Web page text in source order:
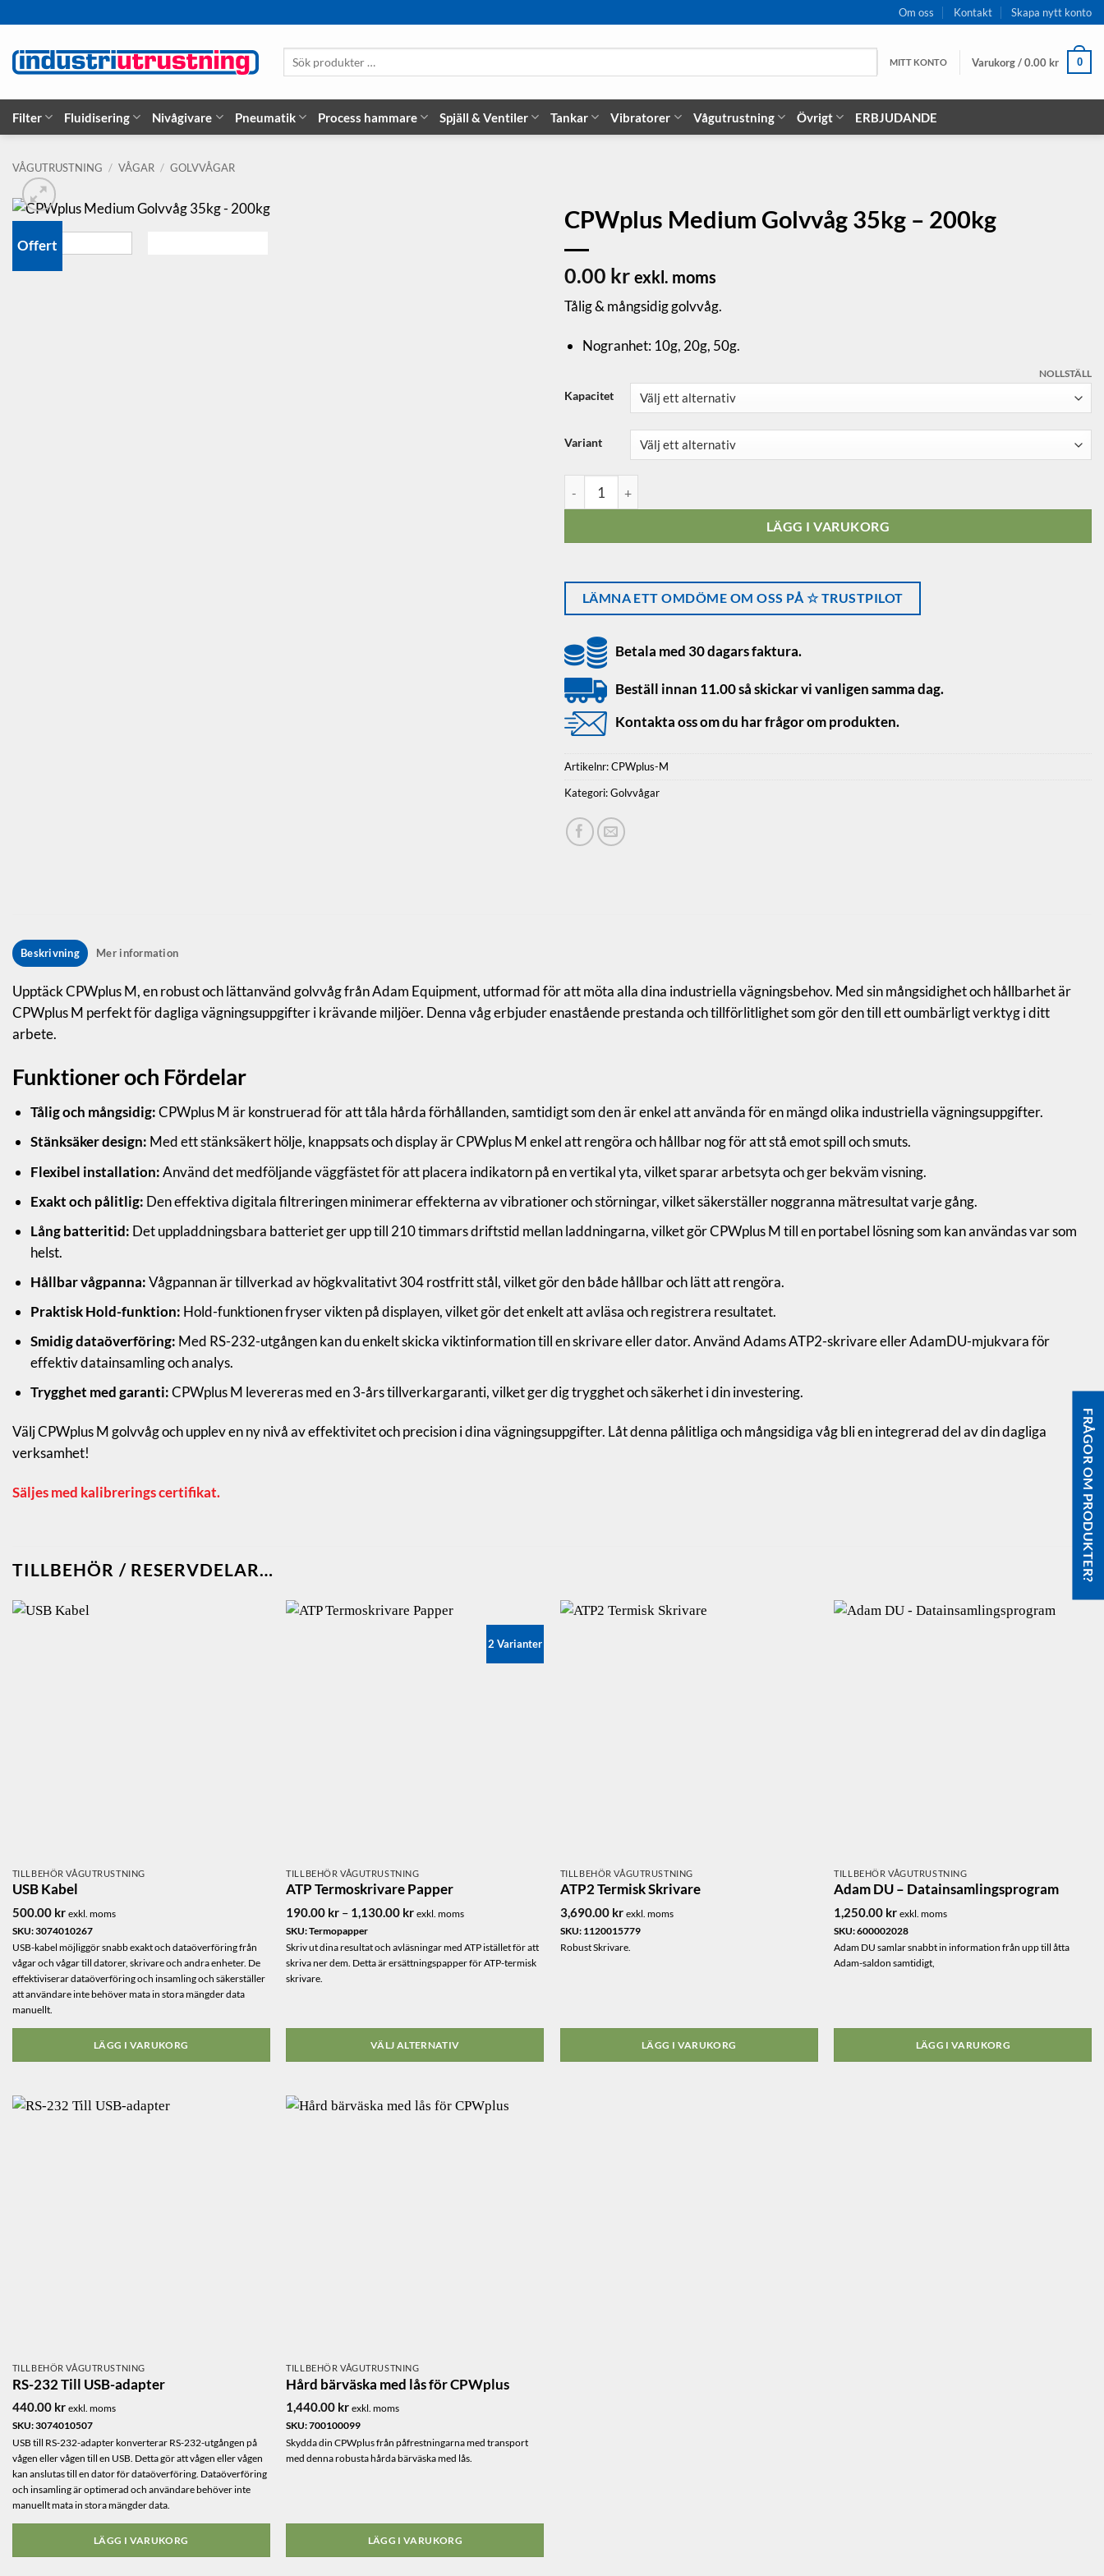
BESTÄLLNING
Ange din e-postadress för att få rabatter & nyheter direkt i din inkorg.
content
Om oss Kontakt Skapa nytt konto
produkter
MITT KONTO Varukorg /0.00 kr 0
Filter Fluidisering Nivågivare Pneumatik Process hammare Spjäll & Ventiler Tankar Vibratorer Vågutrustning Övrigt ERBJUDANDE
VÅGUTRUSTNING / VÅGAR / GOLVVÅGAR
Offert
CPWplus Medium Golvvåg 35kg – 200kg
0.00 kr exkl. moms
Tålig & mångsidig golvvåg.
Nogranhet: 10g, 20g, 50g.
Kapacitet
Variant
NOLLSTÄLL
CPWplus Medium Golvvåg 35kg - 200kg mängd
LÄGG I VARUKORG
LÄMNA ETT OMDÖME OM OSS PÅ ☆ TRUSTPILOT
Betala med 30 dagars faktura.
Beställ innan 11.00 så skickar vi vanligen samma dag.
Kontakta oss om du har frågor om produkten.
Artikelnr:CPWplus-M
Kategori:Golvvågar
Beskrivning Mer information
Upptäck CPWplus M, en robust och lättanvänd golvvåg från Adam Equipment, utformad för att möta alla dina industriella vägningsbehov. Med sin mångsidighet och hållbarhet är
CPWplus M perfekt för dagliga vägningsuppgifter i krävande miljöer. Denna våg erbjuder enastående prestanda och tillförlitlighet som gör den till ett oumbärligt verktyg i ditt
arbete.
Funktioner och Fördelar
Tålig och mångsidig:CPWplus M är konstruerad för att tåla hårda förhållanden, samtidigt som den är enkel att använda för en mängd olika industriella vägningsuppgifter.
Stänksäker design: Med ett stänksäkert hölje, knappsats och display är CPWplus M enkel att rengöra och hållbar nog för att stå emot spill och smuts.
Flexibel installation:Använd det medföljande väggfästet för att placera indikatorn på en vertikal yta, vilket sparar arbetsyta och ger bekväm visning.
Exakt och pålitlig: Den effektiva digitala filtreringen minimerar effekterna av vibrationer och störningar, vilket säkerställer noggranna mätresultat varje gång.
Lång batteritid: Det uppladdningsbara batteriet ger upp till 210 timmars driftstid mellan laddningarna, vilket gör CPWplus M till en portabel lösning som kan användas var som
helst.
Hållbar vågpanna:Vågpannan är tillverkad av högkvalitativt 304 rostfritt stål, vilket gör den både hållbar och lätt att rengöra.
Praktisk Hold-funktion: Hold-funktionen fryser vikten på displayen, vilket gör det enkelt att avläsa och registrera resultatet.
Smidig dataöverföring: Med RS-232-utgången kan du enkelt skicka viktinformation till en skrivare eller dator. Använd Adams ATP2-skrivare eller AdamDU-mjukvara för
effektiv datainsamling och analys.
Trygghet med garanti:CPWplus M levereras med en 3-års tillverkargaranti, vilket ger dig trygghet och säkerhet i din investering.
Välj CPWplus M golvvåg och upplev en ny nivå av effektivitet och precision i dina vägningsuppgifter. Låt denna pålitliga och mångsidiga våg bli en integrerad del av din dagliga
verksamhet!
Säljes med kalibrerings certifikat.
TILLBEHÖR / RESERVDELAR…
TILLBEHÖR VÅGUTRUSTNING
USB Kabel
500.00 kr exkl. moms
SKU: 3074010267
USB-kabel möjliggör snabb exakt och dataöverföring från
vågar och vågar till datorer, skrivare och andra enheter. De
effektiviserar dataöverföring och insamling och säkerställer
att användare inte behöver mata in stora mängder data
manuellt.
LÄGG I VARUKORG
2 Varianter
TILLBEHÖR VÅGUTRUSTNING
ATP Termoskrivare Papper
190.00 kr – 1,130.00 krPrisintervall:
1,130.00 kr
exkl. moms
SKU: Termopapper
Skriv ut dina resultat och avläsningar med ATP istället för att
skriva ner dem. Detta är ersättningspapper för ATP-termisk
skrivare.
VÄLJ ALTERNATIV
produkten
TILLBEHÖR VÅGUTRUSTNING
ATP2 Termisk Skrivare
3,690.00 kr exkl. moms
SKU: 1120015779
Robust Skrivare.
LÄGG I VARUKORG
TILLBEHÖR VÅGUTRUSTNING
Adam DU – Datainsamlingsprogram
1,250.00 kr exkl. moms
SKU: 600002028
Adam DU samlar snabbt in information från upp till åtta
Adam-saldon samtidigt,
LÄGG I VARUKORG
TILLBEHÖR VÅGUTRUSTNING
RS-232 Till USB-adapter
440.00 kr exkl. moms
SKU: 3074010507
USB till RS-232-adapter konverterar RS-232-utgången på
vågen eller vågen till en USB. Detta gör att vågen eller vågen
kan anslutas till en dator för dataöverföring. Dataöverföring
och insamling är optimerad och användare behöver inte
manuellt mata in stora mängder data.
LÄGG I VARUKORG
TILLBEHÖR VÅGUTRUSTNING
Hård bärväska med lås för CPWplus
1,440.00 kr exkl. moms
SKU: 700100099
Skydda din CPWplus från påfrestningarna med transport
med denna robusta hårda bärväska med lås.
LÄGG I VARUKORG
FRÅGOR OM PRODUKTER?